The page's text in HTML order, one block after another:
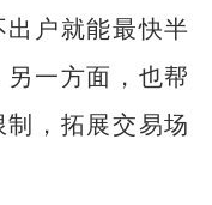
户就能最快半
一方面，也帮
，拓展交易场